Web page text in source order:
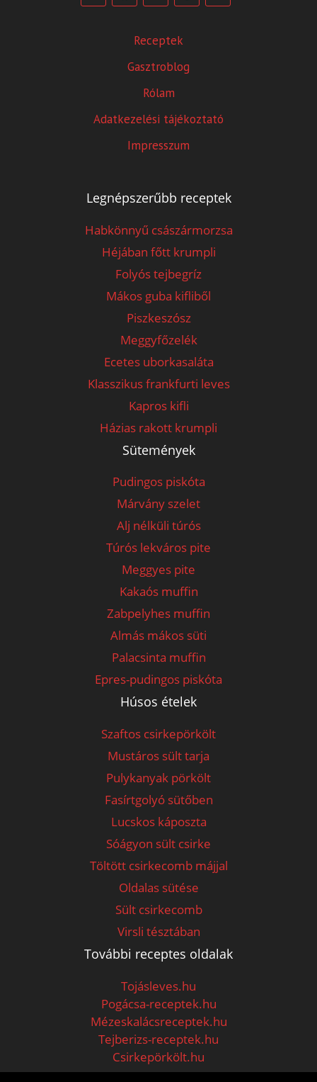
Receptek
Gasztroblog
Rólam
Adatkezelési tájékoztató
Impresszum
Legnépszerűbb receptek
Habkönnyű császármorzsa
Héjában főtt krumpli
Folyós tejbegríz
Mákos guba kifliből
Piszkeszósz
Meggyfőzelék
Ecetes uborkasaláta
Klasszikus frankfurti leves
Kapros kifli
Házias rakott krumpli
Sütemények
Pudingos piskóta
Márvány szelet
Alj nélküli túrós
Túrós lekváros pite
Meggyes pite
Kakaós muffin
Zabpelyhes muffin
Almás mákos süti
Palacsinta muffin
Epres-pudingos piskóta
Húsos ételek
Szaftos csirkepörkölt
Mustáros sült tarja
Pulykanyak pörkölt
Fasírtgolyó sütőben
Lucskos káposzta
Sóágyon sült csirke
Töltött csirkecomb májjal
Oldalas sütése
Sült csirkecomb
Virsli tésztában
További receptes oldalak
Tojásleves.hu
Pogácsa-receptek.hu
Mézeskalácsreceptek.hu
Tejberizs-receptek.hu
Csirkepörkölt.hu